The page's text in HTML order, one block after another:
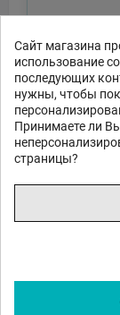
Сайт магазина
использование
последующих
нужны, чтобы
Принимаете ли
страницы?